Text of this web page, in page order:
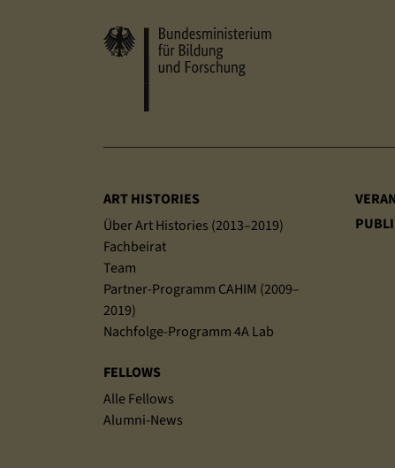
Sitemap
ART HISTORIES
Über Art Histories (2013–2019)
Fachbeirat
Team
Partner-Programm CAHIM (2009–
2019)
Nachfolge-Programm 4A Lab
FELLOWS
Alle Fellows
Alumni-News